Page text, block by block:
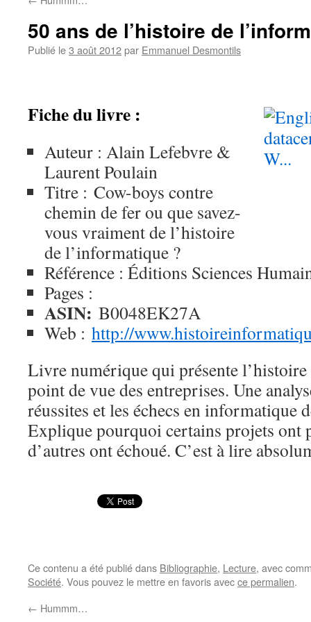
50 ans de l’histoire de
Publié le3 août 2012par Emmanuel Desmontils
Fiche du livre :
Auteur : Alain Lefebvre &
Laurent Poulain
Titre : Cow-boys contre
chemin de fer ou que savez-
vous vraiment de l’histoire
de l’informatique ?
Référence : Éditions Sciences
Pages :
ASIN: B0048EK27A
Web : http://
Livre numérique qui présente
point de vue des entreprises. Une
réussites et les échecs en informatique
Explique pourquoi certains projets ont
d’autres ont échoué. C’est à lire
Ce contenu a été publié dans Bibliographie, Lecture, avec
Société. Vous pouvez le mettre en favoris avecce permalien.
← Hummm…